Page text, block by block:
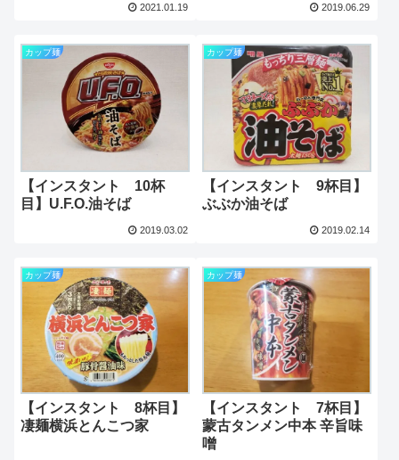
2021.01.19 2019.06.29
カップ麺
【インスタント 10杯
目】U.F.O.油そば
2019.03.02
カップ麺
【インスタント 9杯目】
ぶぶか油そば
2019.02.14
カップ麺
【インスタント 8杯目】
凄麺横浜とんこつ家
カップ麺
【インスタント 7杯目】
蒙古タンメン中本 辛旨味
噌